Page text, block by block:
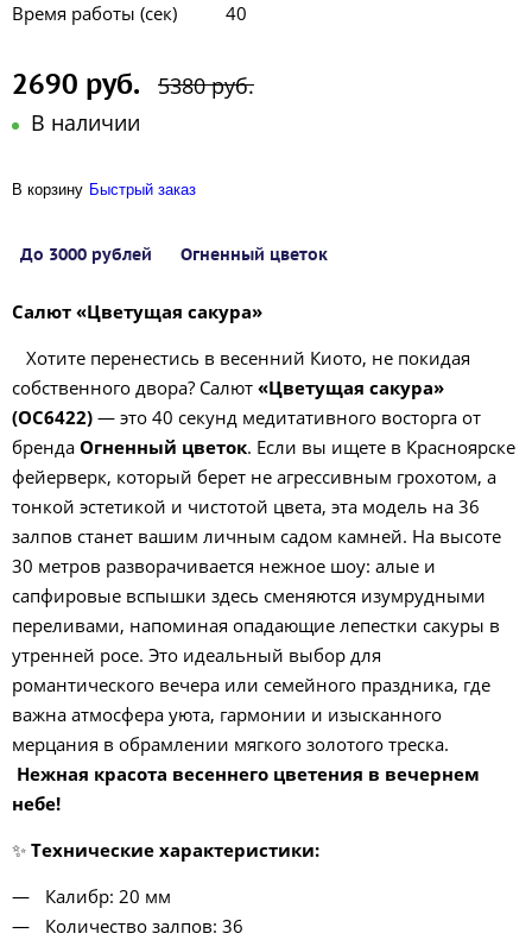
Время работы (сек)
40
2690 руб.
5380 руб.
В наличии
В корзину Быстрый заказ
До 3000 рублей Огненный цветок
Салют «Цветущая сакура»
Хотите перенестись в весенний Киото, не покидая
собственного двора? Салют «Цветущая сакура»
(ОС6422) — это 40 секунд медитативного восторга от
бренда Огненный цветок. Если вы ищете в Красноярске
фейерверк, который берет не агрессивным грохотом, а
тонкой эстетикой и чистотой цвета, эта модель на 36
залпов станет вашим личным садом камней. На высоте
30 метров разворачивается нежное шоу: алые и
сапфировые вспышки здесь сменяются изумрудными
переливами, напоминая опадающие лепестки сакуры в
утренней росе. Это идеальный выбор для
романтического вечера или семейного праздника, где
важна атмосфера уюта, гармонии и изысканного
мерцания в обрамлении мягкого золотого треска.
Нежная красота весеннего цветения в вечернем
небе!
✨ Технические характеристики:
Калибр: 20 мм
Количество залпов: 36